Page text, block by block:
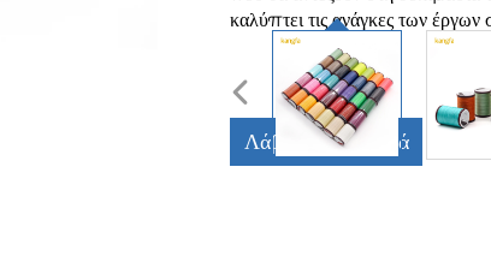
καλύπτει τις ανάγκες των έργων
Λάβετε Προσφορά